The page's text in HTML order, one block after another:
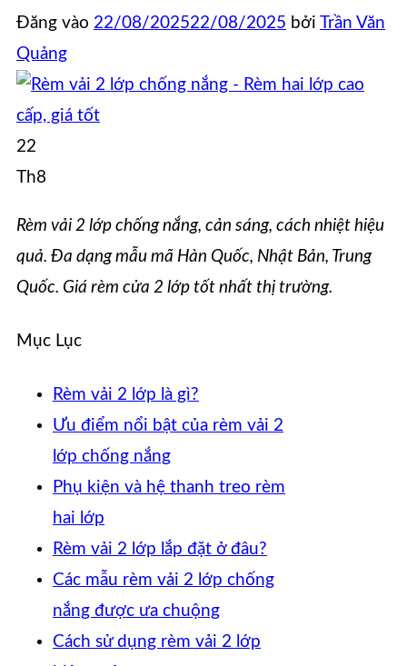
Đăng vào 22/08/202522/08/2025 bởi Trần Văn
Quảng
22
Th8
Rèm vải 2 lớp chống nắng, cản sáng, cách nhiệt hiệu
quả. Đa dạng mẫu mã Hàn Quốc, Nhật Bản, Trung
Quốc. Giá rèm cửa 2 lớp tốt nhất thị trường.
Mục Lục
Rèm vải 2 lớp là gì?
Ưu điểm nổi bật của rèm vải 2
lớp chống nắng
Phụ kiện và hệ thanh treo rèm
hai lớp
Rèm vải 2 lớp lắp đặt ở đâu?
Các mẫu rèm vải 2 lớp chống
nắng được ưa chuộng
Cách sử dụng rèm vải 2 lớp